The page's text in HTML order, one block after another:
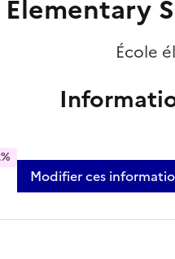
Elementary
École
Modifier ces